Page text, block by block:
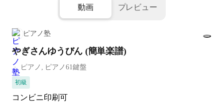
動画 プレビュー
ピアノ塾
やぎさんゆうびん (簡単楽譜)
ピアノ, ピアノ61鍵盤
初級
コンビニ印刷可